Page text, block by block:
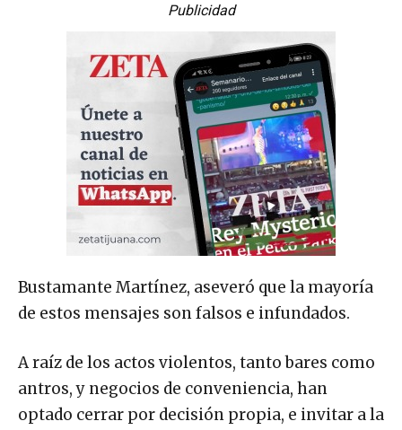
Publicidad
Bustamante Martínez, aseveró que la mayoría
de estos mensajes son falsos e infundados.
A raíz de los actos violentos, tanto bares como
antros, y negocios de conveniencia, han
optado cerrar por decisión propia, e invitar a la